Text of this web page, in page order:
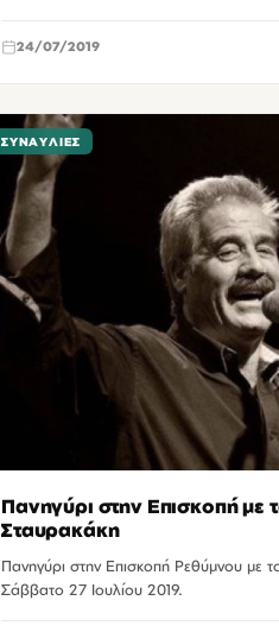
24/07/2019
ΣΥΝΑΥΛΊΕΣ
Πανηγύρι στην Επισκοπή με
Σταυρακάκη
Πανηγύρι στην Επισκοπή Ρεθύμνου με
Σάββατο 27 Ιουλίου 2019.